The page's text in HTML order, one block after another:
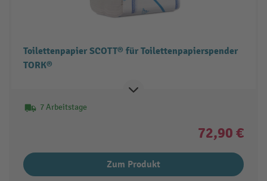
Toilettenpapier SCOTT® für Toilettenpapierspender
TORK®
7 Arbeitstage
72,90 €
Zum Produkt